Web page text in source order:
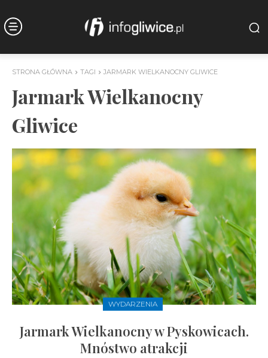
STRONA GŁÓWNA TAGI JARMARK WIELKANOCNY GLIWICE
Jarmark Wielkanocny
Gliwice
WYDARZENIA
Jarmark Wielkanocny w Pyskowicach.
Mnóstwo atrakcji